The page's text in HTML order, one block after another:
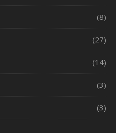
(8)
(27)
(14)
(3)
(3)